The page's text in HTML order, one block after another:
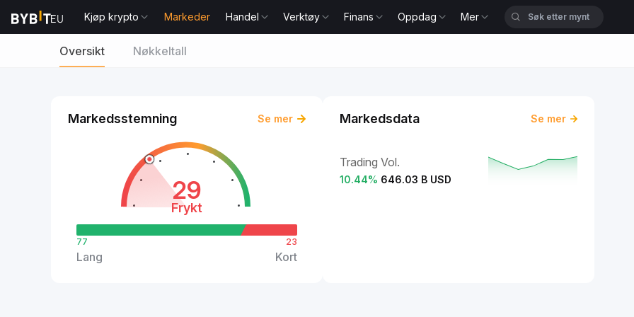
Kjøp krypto Markeder Handel Verktøy Finans Oppdag Mer
Oversikt Nøkkeltall
Markedsstemning Se mer
29
Frykt
77
Lang
23
Kort
Markedsdata Se mer
Trading Vol.
10.44% 646.03 B USD